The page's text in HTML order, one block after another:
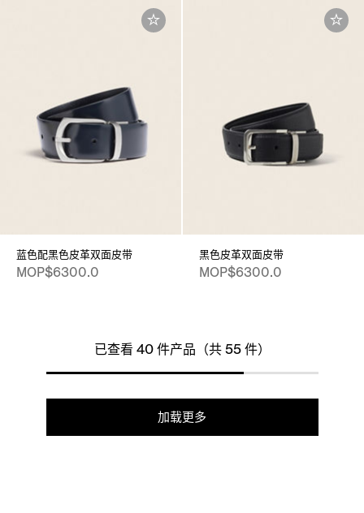
蓝色配黑色皮革双面皮带
MOP$6300.0
黑色皮革双面皮带
MOP$6300.0
已查看 40 件产品（共 55 件）
加载更多